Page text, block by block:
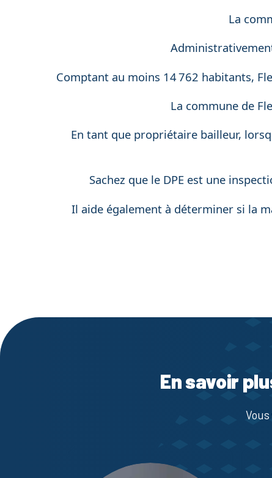
La
Comptant au moins 14 762 habitants,
La commune de
En tant que propriétaire bailleur,
Sachez que le DPE est une
Il aide également à déterminer si la
En savoir